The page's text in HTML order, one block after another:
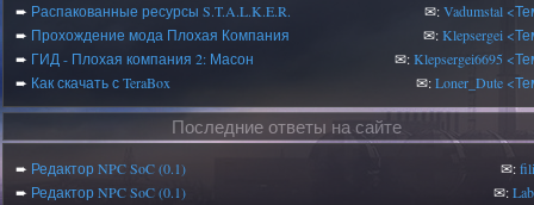
➨ Распакованные ресурсы S.T.A.L.K.E.R. ✉:Vadumstal
➨ Прохождение мода Плохая Компания ✉:Klepsergei
➨ ГИД - Плохая компания 2: Масон ✉:Klepsergei6695
➨ Как скачать с TeraBox ✉:Loner_Dute
Последние ответы на сайте
➨ Редактор NPC SoC (0.1) ✉:
➨ Редактор NPC SoC (0.1) ✉: